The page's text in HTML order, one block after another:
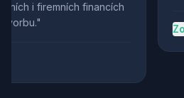
i firemních financích
"